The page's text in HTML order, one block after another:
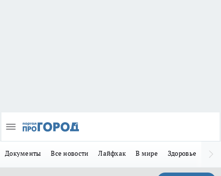
Документы Все новости Лайфхак В мире Здоровье